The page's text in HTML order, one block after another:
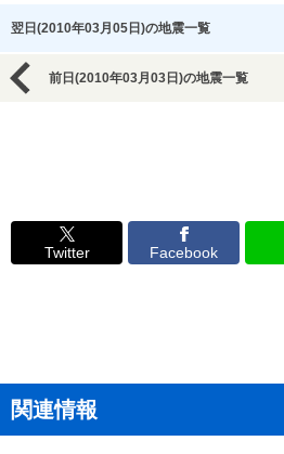
翌日(2010年03月05日)の地震一覧
前日(2010年03月03日)の地震一覧
Twitter Facebook
関連情報